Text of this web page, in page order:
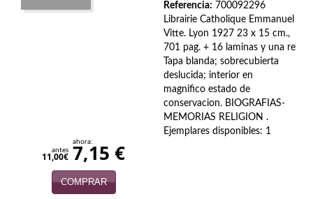
Física y Química
Física y química
Referencia: 700092296
Librairie Catholique Emmanuel
Vitte. Lyon 1927 23 x 15 cm.,
701 pag. + 16 laminas y una re
Tapa blanda; sobrecubierta
deslucida; interior en
magnifico estado de
conservacion. BIOGRAFIAS-
MEMORIAS RELIGION .
Ejemplares disponibles: 1
antes
11,00€
ahora:
7,15 €
COMPRAR